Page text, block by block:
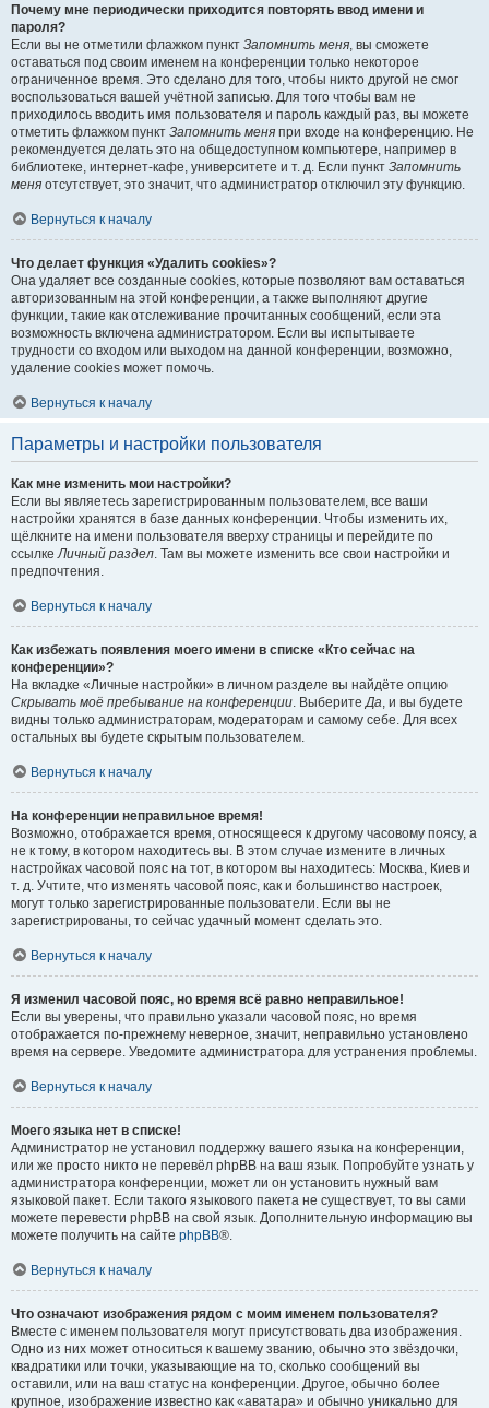
Почему мне периодически приходится повторять ввод имени и
пароля?
Если вы не отметили флажком пункт Запомнить меня, вы сможете
оставаться под своим именем на конференции только некоторое
ограниченное время. Это сделано для того, чтобы никто другой не смог
воспользоваться вашей учётной записью. Для того чтобы вам не
приходилось вводить имя пользователя и пароль каждый раз, вы можете
отметить флажком пункт Запомнить меня при входе на конференцию. Не
рекомендуется делать это на общедоступном компьютере, например в
библиотеке, интернет-кафе, университете и т. д. Если пункт Запомнить
меня отсутствует, это значит, что администратор отключил эту функцию.
Вернуться к началу
Что делает функция «Удалить cookies»?
Она удаляет все созданные cookies, которые позволяют вам оставаться
авторизованным на этой конференции, а также выполняют другие
функции, такие как отслеживание прочитанных сообщений, если эта
возможность включена администратором. Если вы испытываете
трудности со входом или выходом на данной конференции, возможно,
удаление cookies может помочь.
Вернуться к началу
Параметры и настройки пользователя
Как мне изменить мои настройки?
Если вы являетесь зарегистрированным пользователем, все ваши
настройки хранятся в базе данных конференции. Чтобы изменить их,
щёлкните на имени пользователя вверху страницы и перейдите по
ссылкеЛичный раздел. Там вы можете изменить все свои настройки и
предпочтения.
Вернуться к началу
Как избежать появления моего имени в списке «Кто сейчас на
конференции»?
На вкладке «Личные настройки» в личном разделе вы найдёте опцию
Скрывать моё пребывание на конференции. ВыберитеДа, и вы будете
видны только администраторам, модераторам и самому себе. Для всех
остальных вы будете скрытым пользователем.
Вернуться к началу
На конференции неправильное время!
Возможно, отображается время, относящееся к другому часовому поясу, а
не к тому, в котором находитесь вы. В этом случае измените в личных
настройках часовой пояс на тот, в котором вы находитесь: Москва, Киев и
т. д. Учтите, что изменять часовой пояс, как и большинство настроек,
могут только зарегистрированные пользователи. Если вы не
зарегистрированы, то сейчас удачный момент сделать это.
Вернуться к началу
Я изменил часовой пояс, но время всё равно неправильное!
Если вы уверены, что правильно указали часовой пояс, но время
отображается по-прежнему неверное, значит, неправильно установлено
время на сервере. Уведомите администратора для устранения проблемы.
Вернуться к началу
Моего языка нет в списке!
Администратор не установил поддержку вашего языка на конференции,
или же просто никто не перевёл phpBB на ваш язык. Попробуйте узнать у
администратора конференции, может ли он установить нужный вам
языковой пакет. Если такого языкового пакета не существует, то вы сами
можете перевести phpBB на свой язык. Дополнительную информацию вы
можете получить на сайте phpBB®.
Вернуться к началу
Что означают изображения рядом с моим именем пользователя?
Вместе с именем пользователя могут присутствовать два изображения.
Одно из них может относиться к вашему званию, обычно это звёздочки,
квадратики или точки, указывающие на то, сколько сообщений вы
оставили, или на ваш статус на конференции. Другое, обычно более
крупное, изображение известно как «аватара» и обычно уникально для